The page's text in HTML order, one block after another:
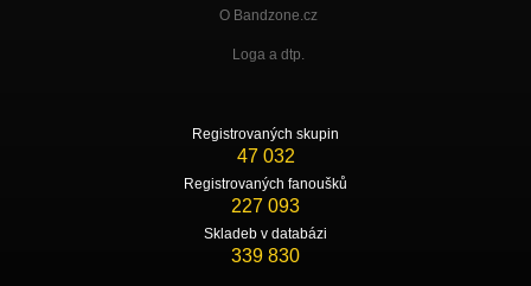
O Bandzone.cz
Loga a dtp.
Registrovaných skupin
47 032
Registrovaných fanoušků
227 093
Skladeb v databázi
339 830